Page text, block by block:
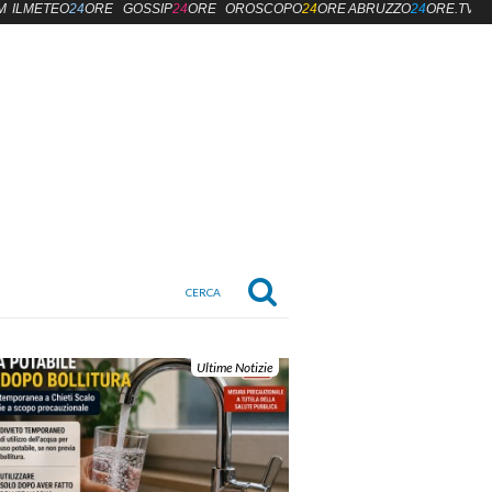
Ultime Notizie
ILMETEO24ORE GOSSIP24ORE OROSCOPO24OREABRUZZO24ORE.TV